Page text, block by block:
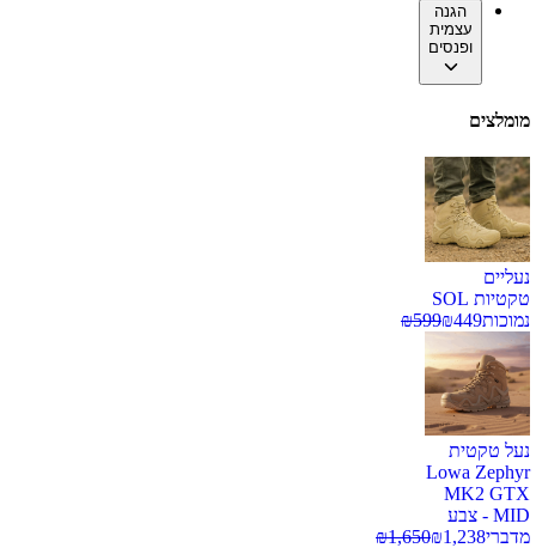
הגנה
עצמית
ופנסים
מומלצים
נעליים
טקטיות SOL
נמוכות
₪449
₪599
נעל טקטית
Lowa Zephyr
MK2 GTX
MID - צבע
מדברי
₪1,238
₪1,650